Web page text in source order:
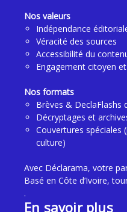
Nos valeurs
Indépendance
Véracité des sources
Accessibilité du
Engagement citoyen
Nos formats
Brèves & DeclaFlashs
Décryptages et
Couvertures spéciales
culture)
Avec Déclarama, votre
Basé en Côte d’Ivoire,
.
En savoir plus